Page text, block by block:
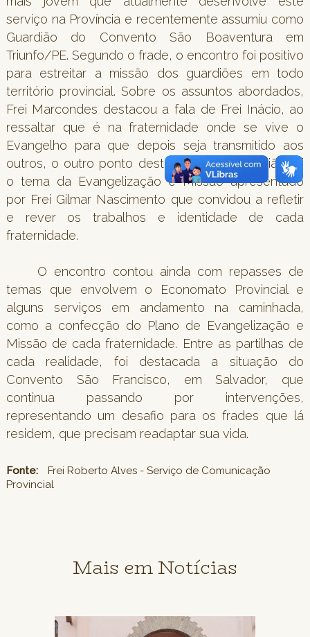
serviço na Província e recentemente assumiu como
Guardião do Convento São Boaventura em
Triunfo/PE. Segundo o frade, o encontro foi positivo
para estreitar a missão dos guardiões em todo
território provincial. Sobre os assuntos abordados,
Frei Marcondes destacou a fala de Frei Inácio, ao
ressaltar que é na fraternidade onde se vive o
Evangelho para que depois seja transmitido aos
outros, o outro ponto destacado pelo guardião foi
o tema da Evangelização e Missão apresentado
por Frei Gilmar Nascimento que convidou a refletir
e rever os trabalhos e identidade de cada
fraternidade.
O encontro contou ainda com repasses de
temas que envolvem o Economato Provincial e
alguns serviços em andamento na caminhada,
como a confecção do Plano de Evangelização e
Missão de cada fraternidade. Entre as partilhas de
cada realidade, foi destacada a situação do
Convento São Francisco, em Salvador, que
continua passando por intervenções,
representando um desafio para os frades que lá
residem, que precisam readaptar sua vida.
Fonte:
Frei Roberto Alves - Serviço de Comunicação
Provincial
Mais em Notícias